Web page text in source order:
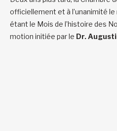
officiellement et à l’unanimité
étant le Mois de l’histoire des
motion initiée par le Dr.